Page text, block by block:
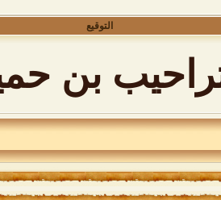
التوقيع
بن